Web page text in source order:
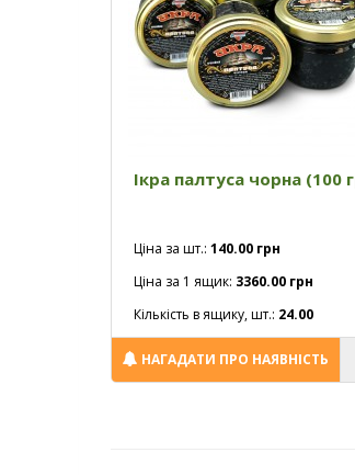
Ікра палтуса чорна (100
Ціна за шт.: 140.00 грн
Ціна за 1 ящик: 3360.00 грн
Кількість в ящику, шт.: 24.00
НАГАДАТИ ПРО НАЯВНІСТЬ